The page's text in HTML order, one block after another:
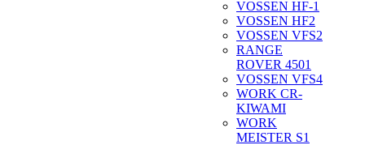
VOSSEN HF-1
VOSSEN HF2
VOSSEN VFS2
RANGE
ROVER 4501
VOSSEN VFS4
WORK CR-
KIWAMI
WORK
MEISTER S1